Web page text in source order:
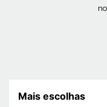
Mais escolhas